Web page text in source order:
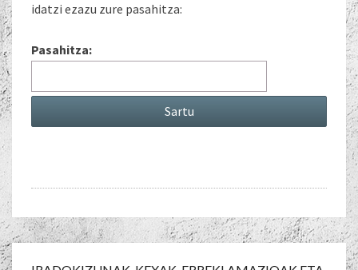
idatzi ezazu zure pasahitza:
Pasahitza:
Post